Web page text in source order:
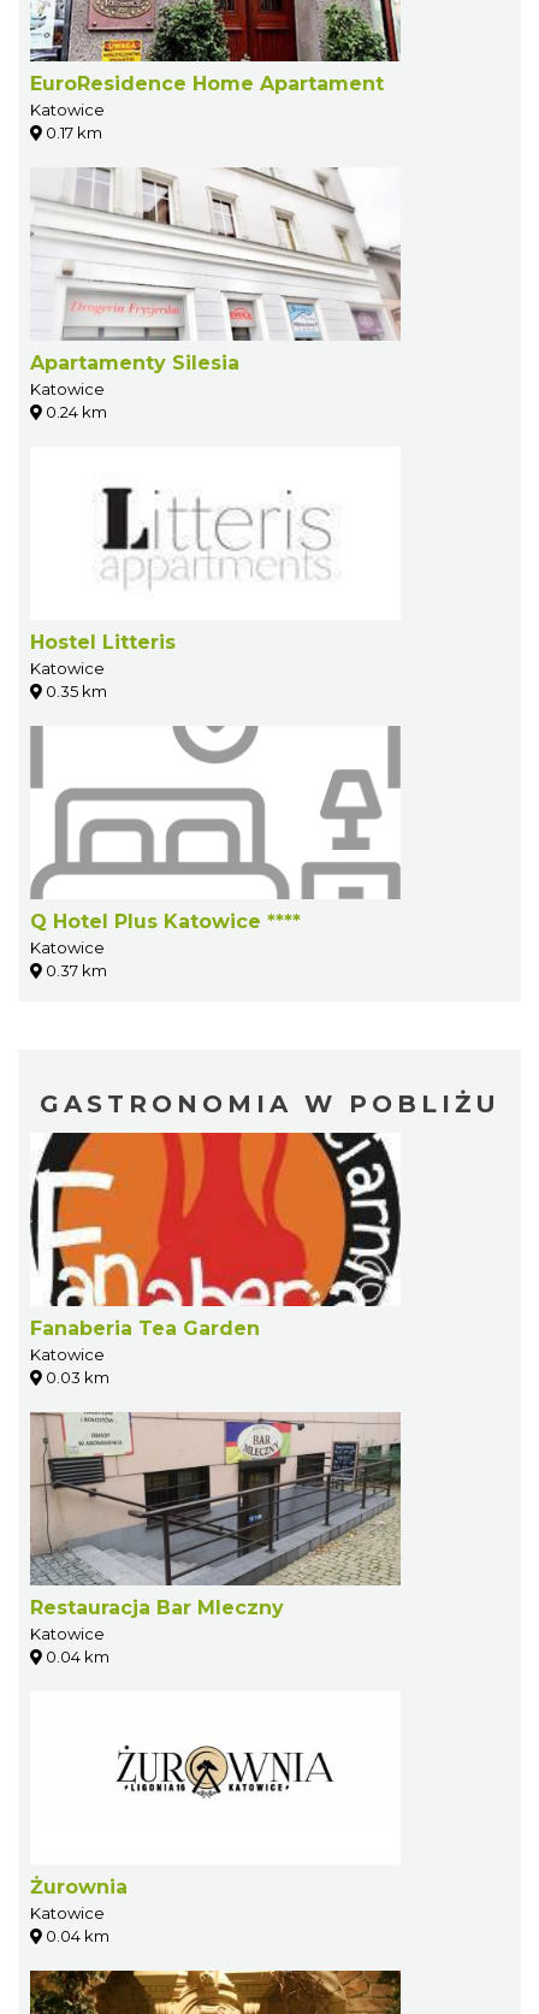
EuroResidence Home Apartament
Katowice
0.17 km
Apartamenty Silesia
Katowice
0.24 km
Hostel Litteris
Katowice
0.35 km
Q Hotel Plus Katowice ****
Katowice
0.37 km
GASTRONOMIA W POBLIŻU
Fanaberia Tea Garden
Katowice
0.03 km
Restauracja Bar Mleczny
Katowice
0.04 km
Żurownia
Katowice
0.04 km